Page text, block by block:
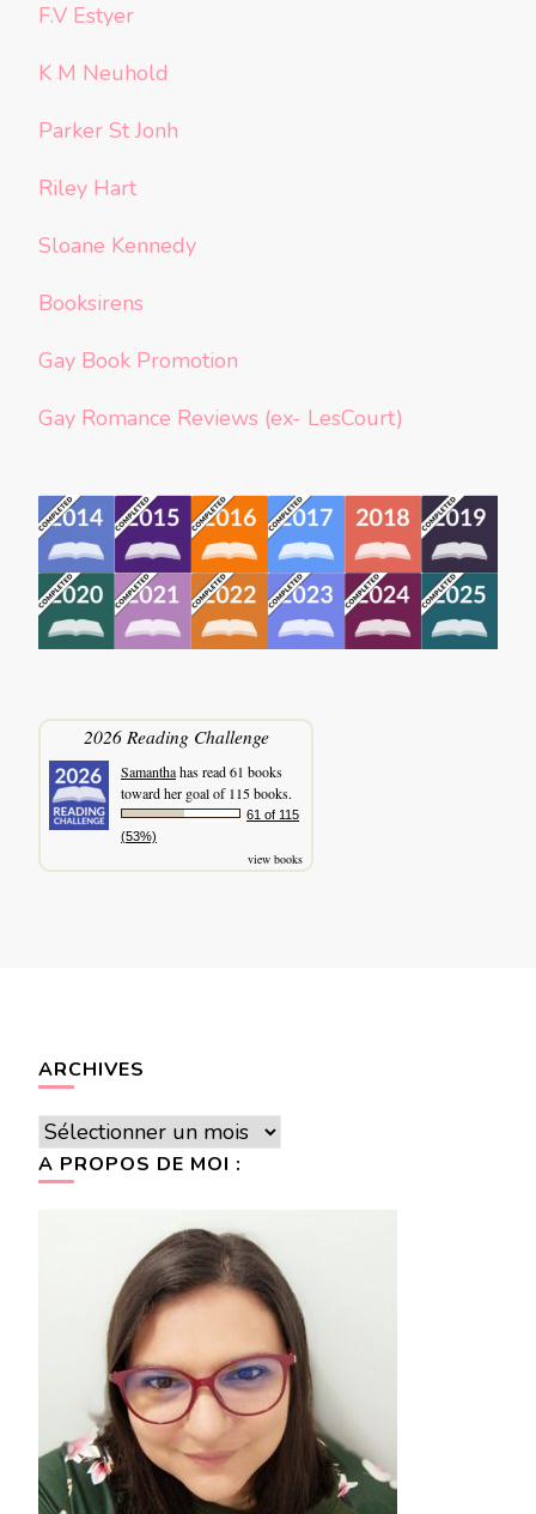
F.V Estyer
K M Neuhold
Parker St Jonh
Riley Hart
Sloane Kennedy
Booksirens
Gay Book Promotion
Gay Romance Reviews (ex- LesCourt)
2026 Reading Challenge
Samanthahas read 61 books
toward her goal of 115 books.
61 of 115
(53%)
view books
ARCHIVES
Archives
A PROPOS DE MOI :